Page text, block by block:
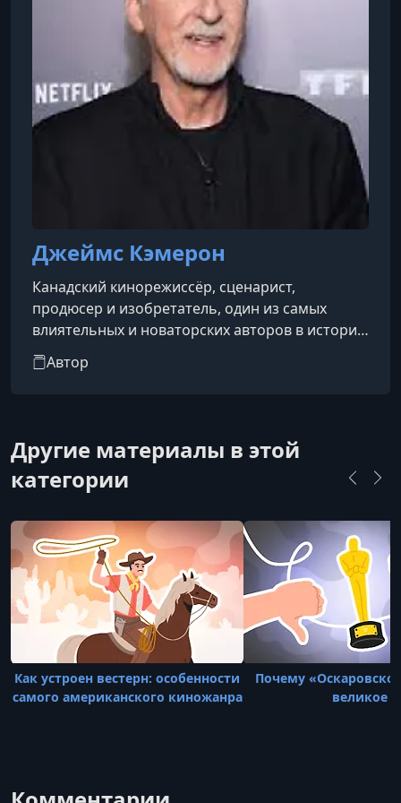
Ханс Циммер
Джеймс Кэмерон
Канадский кинорежиссёр, сценарист,
продюсер и изобретатель, один из самых
влиятельных и новаторских авторов в истории
кино. Он известен своими масштабными
блокбастерами, визуальными прорывами и
Автор
Другие материалы в этой
категории
Как устроен вестерн: особенности
самого американского киножанра
Почему
великое